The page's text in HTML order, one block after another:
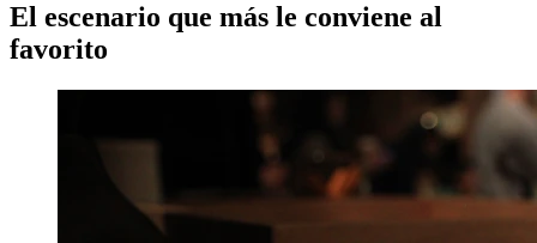
El escenario que más le conviene al
favorito